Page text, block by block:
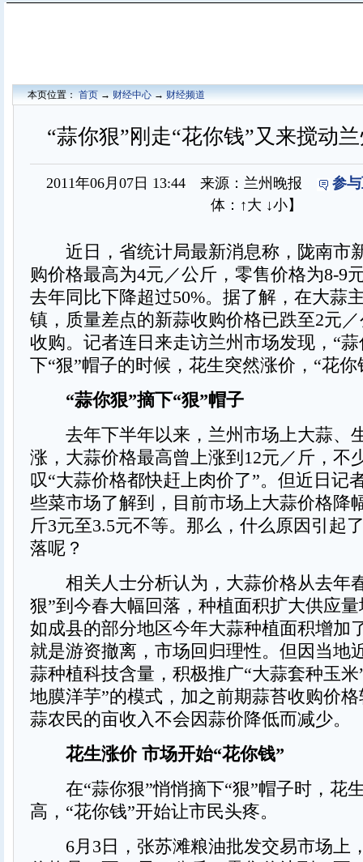
本页位置：首页→财经中心→财经频道
“蒜你狠”刚走“花你钱”又来搅动
2011年06月07日 13:44 来源：兰州晚报
参
体： ↑大 ↓小】
近日，省统计局最新消息称，陇南市
购价格最高为4元／公斤，零售价格为8-9
去年同比下降超过50%。据了解，在大蒜
镇，质量差点的新蒜收购价格已跌至2元
收购。记者连日来走访兰州市场发现，“
下“狠”帽子的时候，花生突然涨价，“花
“蒜你狠”摘下“狠”帽子
去年下半年以来，兰州市场上大蒜、
涨，大蒜价格最高曾上涨到12元／斤，不
叹“大蒜价格都快赶上肉价了”。但近日记
些菜市场了解到，目前市场上大蒜价格降
斤3元至3.5元不等。那么，什么原因引起
落呢？
相关人士分析认为，大蒜价格从去年
狠”到今春大幅回落，种植面积扩大供应
如成县的部分地区今年大蒜种植面积增加
就是游资撤离，市场回归理性。但因当地
蒜种植科技含量，积极推广“大蒜套种玉米
地膜洋芋”的模式，加之前期蒜苔收购价
蒜农民的亩收入不会因蒜价降低而减少。
花生涨价 市场开始“花你钱”
在“蒜你狠”悄悄摘下“狠”帽子时，花
高，“花你钱”开始让市民头疼。
6月3日，张苏滩粮油批发交易市场上